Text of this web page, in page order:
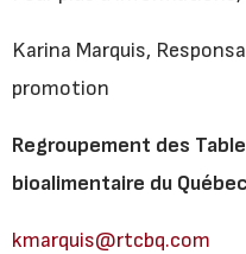
Karina Marquis,
promotion
Regroupement des
bioalimentaire du Québec
kmarquis@rtcbq.com